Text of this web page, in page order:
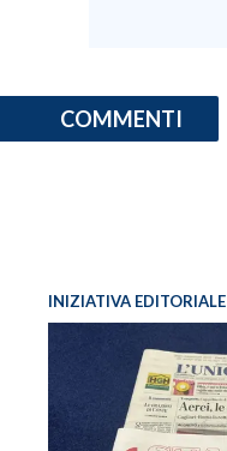
COMMENTI
INIZIATIVA EDITORIALE